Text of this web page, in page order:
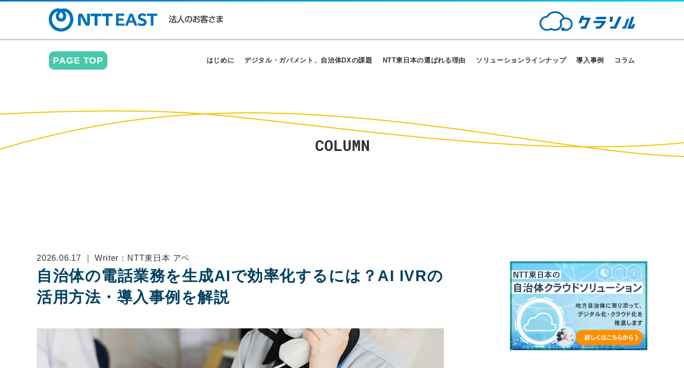
PAGE TOP はじめに デジタル・ガバメント、自治体DXの課題 NTT東日本の選ばれる理由 ソリューションラインナップ 導入事例 コラム
2026.06.17 ｜ Writer：NTT東日本 アベ
自治体の電話業務を生成AIで効率化するには？AI IVRの
活用方法・導入事例を解説